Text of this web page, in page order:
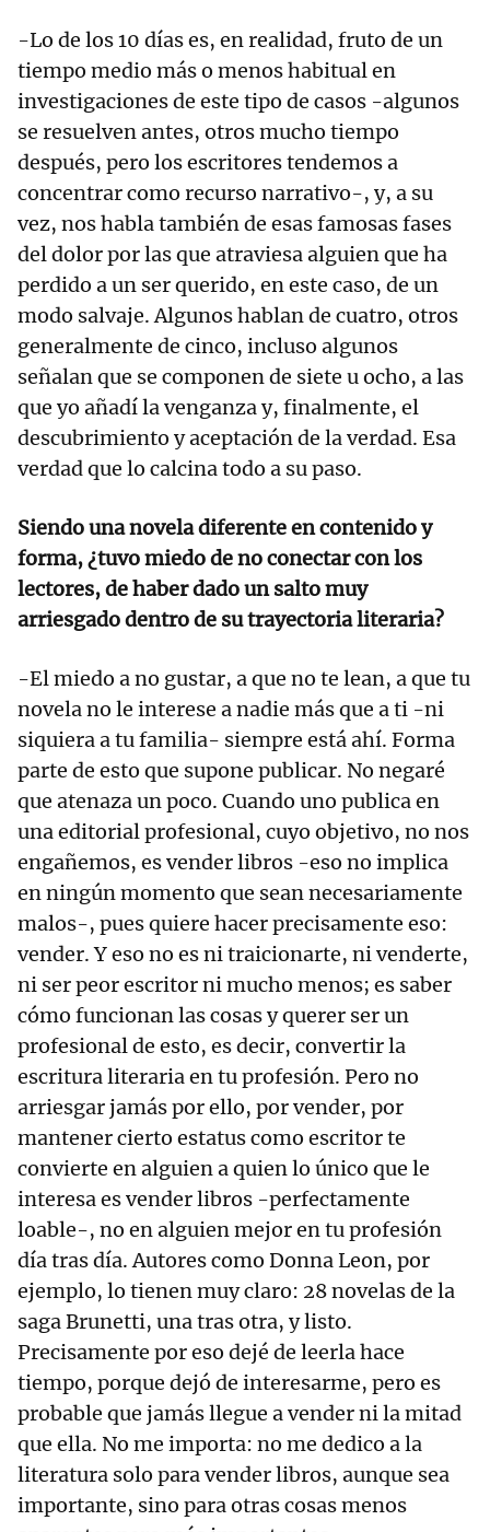
-Lo de los 10 días es, en realidad, fruto de un
tiempo medio más o menos habitual en
investigaciones de este tipo de casos -algunos
se resuelven antes, otros mucho tiempo
después, pero los escritores tendemos a
concentrar como recurso narrativo-, y, a su
vez, nos habla también de esas famosas fases
del dolor por las que atraviesa alguien que ha
perdido a un ser querido, en este caso, de un
modo salvaje. Algunos hablan de cuatro, otros
generalmente de cinco, incluso algunos
señalan que se componen de siete u ocho, a las
que yo añadí la venganza y, finalmente, el
descubrimiento y aceptación de la verdad. Esa
verdad que lo calcina todo a su paso.
Siendo una novela diferente en contenido y
forma, ¿tuvo miedo de no conectar con los
lectores, de haber dado un salto muy
arriesgado dentro de su trayectoria literaria?
-El miedo a no gustar, a que no te lean, a que tu
novela no le interese a nadie más que a ti -ni
siquiera a tu familia- siempre está ahí. Forma
parte de esto que supone publicar. No negaré
que atenaza un poco. Cuando uno publica en
una editorial profesional, cuyo objetivo, no nos
engañemos, es vender libros -eso no implica
en ningún momento que sean necesariamente
malos-, pues quiere hacer precisamente eso:
vender. Y eso no es ni traicionarte, ni venderte,
ni ser peor escritor ni mucho menos; es saber
cómo funcionan las cosas y querer ser un
profesional de esto, es decir, convertir la
escritura literaria en tu profesión. Pero no
arriesgar jamás por ello, por vender, por
mantener cierto estatus como escritor te
convierte en alguien a quien lo único que le
interesa es vender libros -perfectamente
loable-, no en alguien mejor en tu profesión
día tras día. Autores como Donna Leon, por
ejemplo, lo tienen muy claro: 28 novelas de la
saga Brunetti, una tras otra, y listo.
Precisamente por eso dejé de leerla hace
tiempo, porque dejó de interesarme, pero es
probable que jamás llegue a vender ni la mitad
que ella. No me importa: no me dedico a la
literatura solo para vender libros, aunque sea
importante, sino para otras cosas menos